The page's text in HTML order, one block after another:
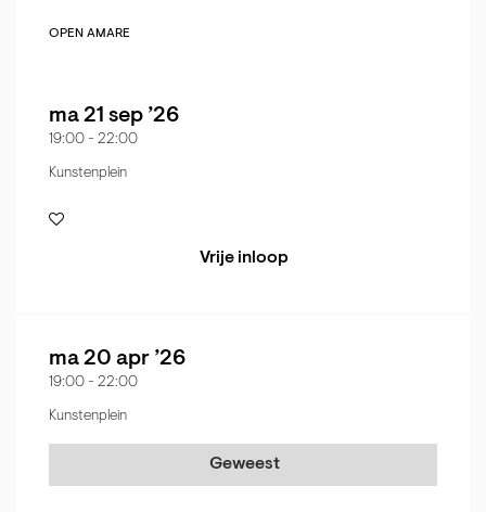
OPEN AMARE
ma 21 sep ’26
19:00 - 22:00
Kunstenplein
Vrije inloop
ma 20 apr ’26
19:00 - 22:00
Kunstenplein
Geweest